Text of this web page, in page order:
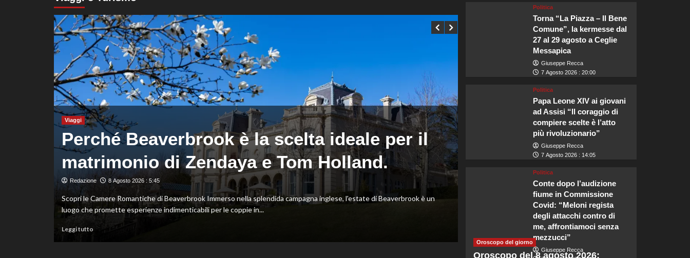
Taddeucci
bronzo
nella
knockout
agli
Europei
di
fondo,
oro
a
Gose.
Paltrinieri
quarto
nella
gara
maschile
di
Mancini:
Bollini
vice,
Oriali
torna
team
manager,
Bonucci
tra
i
collaboratori
set
Viaggi
Perché Beaverbrook è la scelta ideale per il
matrimonio di Zendaya e Tom Holland.
Redazione 8 Agosto 2026 : 5:45
Scopri le Camere Romantiche di Beaverbrook Immerso nella splendida campagna inglese, l'estate di Beaverbrook è un
luogo che promette esperienze indimenticabili per le coppie in...
Leggi tuttoLeggi
Lo spettacolare sciame
illuminerà i cieli
7 Agosto 2026 : 23:50
Il 2026 rappresenta un anno straordinario per gli eventi astronomici.
ha inviato un audace...
di
più
Politica
Torna “La Piazza – Il Bene
Comune”, la kermesse dal
27 al 29 agosto a Ceglie
Messapica
Giuseppe Recca
7 Agosto 2026 : 20:00
Politica
Papa Leone XIV ai giovani
ad Assisi “Il coraggio di
compiere scelte è l’atto
più rivoluzionario”
Giuseppe Recca
7 Agosto 2026 : 14:05
Politica
Conte dopo l’audizione
fiume in Commissione
Covid: “Meloni regista
degli attacchi contro di
me, affrontiamoci senza
mezzucci”
Giuseppe Recca
Oroscopo del giorno
Oroscopo del 8 agosto 2026: